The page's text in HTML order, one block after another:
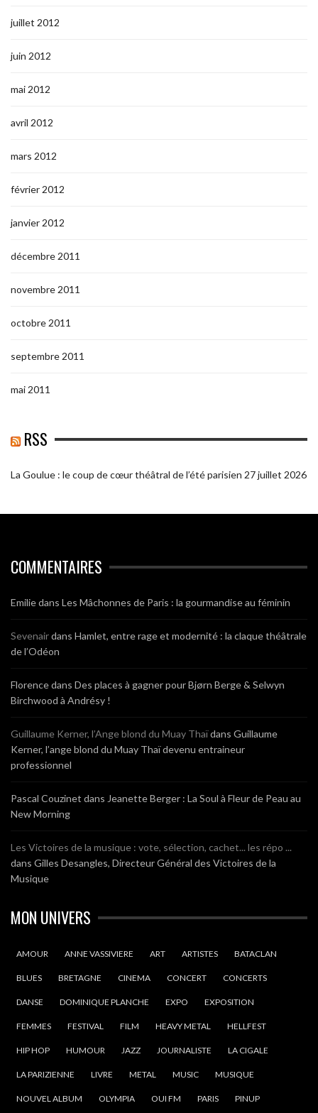
juillet 2012
juin 2012
mai 2012
avril 2012
mars 2012
février 2012
janvier 2012
décembre 2011
novembre 2011
octobre 2011
septembre 2011
mai 2011
RSS
La Goulue : le coup de cœur théâtral de l’été parisien 27 juillet 2026
COMMENTAIRES
Emiliedans Les Mâchonnes de Paris : la gourmandise au féminin
Sevenairdans Hamlet, entre rage et modernité : la claque théâtrale
de l’Odéon
Florencedans Des places à gagner pour Bjørn Berge & Selwyn
Birchwood à Andrésy !
Guillaume Kerner, l’Ange blond du Muay Thaïdans Guillaume
Kerner, l’ange blond du Muay Thaï devenu entraineur
professionnel
Pascal Couzinet dans Jeanette Berger : La Soul à Fleur de Peau au
New Morning
Les Victoires de la musique : vote, sélection, cachet... les répo ...
dans Gilles Desangles, Directeur Général des Victoires de la
Musique
MON UNIVERS
AMOUR ANNE VASSIVIERE ART ARTISTES BATACLAN
BLUES BRETAGNE CINEMA CONCERT CONCERTS
DANSE DOMINIQUE PLANCHE EXPO EXPOSITION
FEMMES FESTIVAL FILM HEAVY METAL HELLFEST
HIP HOP HUMOUR JAZZ JOURNALISTE LA CIGALE
LA PARIZIENNE LIVRE METAL MUSIC MUSIQUE
NOUVEL ALBUM OLYMPIA OUI FM PARIS PINUP